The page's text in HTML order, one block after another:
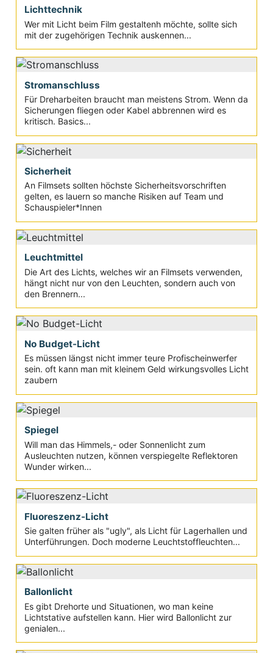
Lichttechnik
Wer mit Licht beim Film gestaltenh möchte, sollte sich
mit der zugehörigen Technik auskennen...
Stromanschluss
Für Dreharbeiten braucht man meistens Strom. Wenn da
Sicherungen fliegen oder Kabel abbrennen wird es
kritisch. Basics...
Sicherheit
An Filmsets sollten höchste Sicherheitsvorschriften
gelten, es lauern so manche Risiken auf Team und
Schauspieler*Innen
Leuchtmittel
Die Art des Lichts, welches wir an Filmsets verwenden,
hängt nicht nur von den Leuchten, sondern auch von
den Brennern...
No Budget-Licht
Es müssen längst nicht immer teure Profischeinwerfer
sein. oft kann man mit kleinem Geld wirkungsvolles Licht
zaubern
Spiegel
Will man das Himmels,- oder Sonnenlicht zum
Ausleuchten nutzen, können verspiegelte Reflektoren
Wunder wirken...
Fluoreszenz-Licht
Sie galten früher als "ugly", als Licht für Lagerhallen und
Unterführungen. Doch moderne Leuchtstoffleuchten...
Ballonlicht
Es gibt Drehorte und Situationen, wo man keine
Lichtstative aufstellen kann. Hier wird Ballonlicht zur
genialen...